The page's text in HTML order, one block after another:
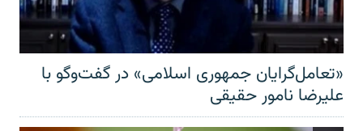
«تعامل‌گرایان جمهوری اسلامی» در گفت‌وگو با
علیرضا نامور حقیقی